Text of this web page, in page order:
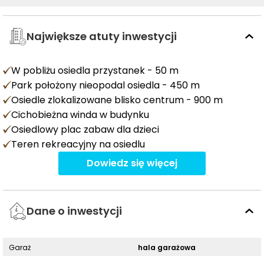
Największe atuty inwestycji
W pobliżu osiedla przystanek - 50 m
Park położony nieopodal osiedla - 450 m
Osiedle zlokalizowane blisko centrum - 900 m
Cichobieżna winda w budynku
Osiedlowy plac zabaw dla dzieci
Teren rekreacyjny na osiedlu
Dowiedz się więcej
Dane o inwestycji
Garaż
hala garażowa